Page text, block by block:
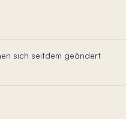
sich seitdem geändert